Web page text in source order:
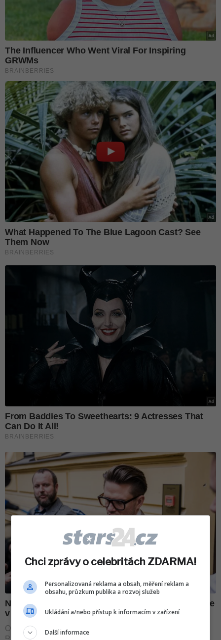
Chci zprávy o celebritách ZDARMA!
Personalizovaná reklama a obsah, měření reklam a
obsahu, průzkum publika a rozvoj služeb
Ukládání a/nebo přístup k informacím v zařízení
Další informace